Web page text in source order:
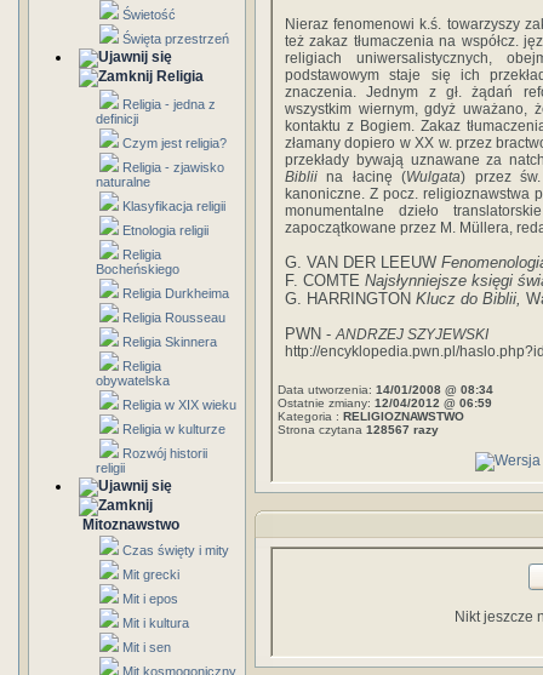
Świetość
Święta przestrzeń
Religia
Religia - jedna z
definicji
Czym jest religia?
Religia - zjawisko
naturalne
Klasyfikacja religii
Etnologia religii
Religia
Bocheńskiego
Religia Durkheima
Religia Rousseau
Religia Skinnera
Religia
obywatelska
Religia w XIX wieku
Religia w kulturze
Rozwój historii
religii
Mitoznawstwo
Czas święty i mity
Mit grecki
Mit i epos
Mit i kultura
Mit i sen
Mit kosmogoniczny
Nieraz fenomenowi k.ś. towarzyszy
też zakaz tłumaczenia na współcz.
religiach uniwersalistycznych,
podstawowym staje się ich
znaczenia. Jednym z gł. żądań
wszystkim wiernym, gdyż uważano,
kontaktu z Bogiem. Zakaz
złamany dopiero w XX w. przez
przekłady bywają uznawane za
Biblii na łacinę (Wulgata) przez
kanoniczne. Z pocz. religioznawstwa
monumentalne dzieło
zapoczątkowane przez M. Müllera,
G. VAN DER LEEUW
F. COMTE Najsłynniejsze księgi
G. HARRINGTON Klucz do Biblii,
PWN -ANDRZEJ SZYJEWSKI
http://encyklopedia.pwn.pl/
Data utworzenia: 14/01/2008 @ 08:34
Ostatnie zmiany: 12/04/2012 @ 06:59
Kategoria : RELIGIOZNAWSTWO
Strona czytana 128567 razy
Nikt jeszcze